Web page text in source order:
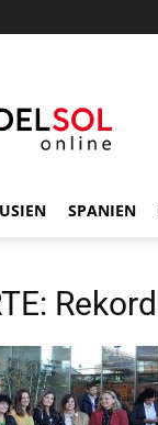
SPANIEN
Rekord